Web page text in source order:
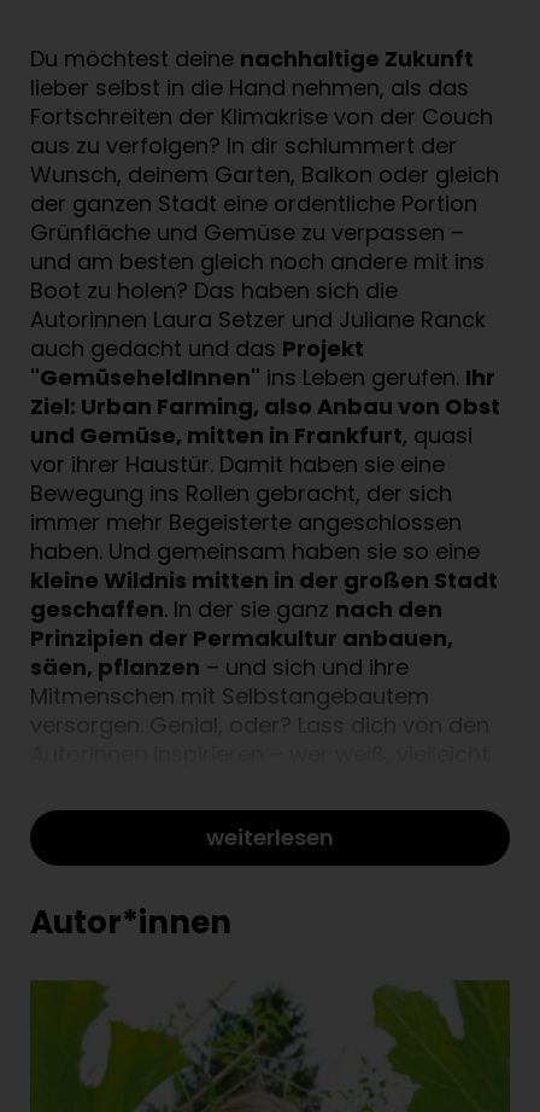
Du möchtest deine nachhaltige Zukunft
lieber selbst in die Hand nehmen, als das
Fortschreiten der Klimakrise von der Couch
aus zu verfolgen? In dir schlummert der
Wunsch, deinem Garten, Balkon oder gleich
der ganzen Stadt eine ordentliche Portion
Grünfläche und Gemüse zu verpassen –
und am besten gleich noch andere mit ins
Boot zu holen? Das haben sich die
Autorinnen Laura Setzer und Juliane Ranck
auch gedacht und das Projekt
"GemüseheldInnen" ins Leben gerufen. Ihr
Ziel: Urban Farming, also Anbau von Obst
und Gemüse, mitten in Frankfurt, quasi
vor ihrer Haustür. Damit haben sie eine
Bewegung ins Rollen gebracht, der sich
immer mehr Begeisterte angeschlossen
haben. Und gemeinsam haben sie so eine
kleine Wildnis mitten in der großen Stadt
geschaffen. In der sie ganz nach den
Prinzipien der Permakultur anbauen,
säen, pflanzen – und sich und ihre
Mitmenschen mit Selbstangebautem
versorgen. Genial, oder? Lass dich von den
einfach nur deinen Balkon) in ein gemüsiges
Schlaraffenland?
Grüne Inseln mitten in der Stadt: für mehr
Gerade im hektischen Trubel zwischen
Hochhäusern und Straßenlärm ist sie
riesengroß: DieSehnsucht nach einem
Fleckchen Grün, einem Ort der Erholung,
einem Ort des Austauschs . Die Sehnsucht
weiterlesen
Autor*innen